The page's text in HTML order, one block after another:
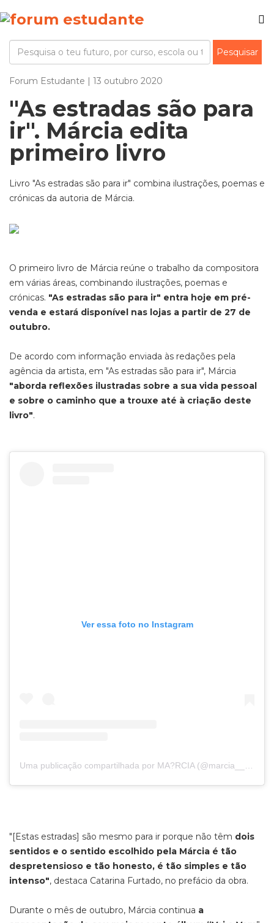
Forum Estudante | 13 outubro 2020
"As estradas são para
ir". Márcia edita
primeiro livro
Livro "As estradas são para ir" combina ilustrações, poemas e
crónicas da autoria de Márcia.
O primeiro livro de Márcia reúne o trabalho da compositora
em várias áreas, combinando ilustrações, poemas e
crónicas. "As estradas são para ir" entra hoje em pré-
venda e estará disponível nas lojas a partir de 27 de
outubro.
De acordo com informação enviada às redações pela
agência da artista, em "As estradas são para ir", Márcia
"aborda reflexões ilustradas sobre a sua vida pessoal
e sobre o caminho que a trouxe até à criação deste
livro".
Ver essa foto no Instagram
Uma publicação compartilhada por MA?RCIA (@marcia__ig)
"[Estas estradas] são mesmo para ir porque não têm dois
sentidos e o sentido escolhido pela Márcia é tão
despretensioso e tão honesto, é tão simples e tão
intenso", destaca Catarina Furtado, no prefácio da obra.
Durante o mês de outubro, Márcia continua a